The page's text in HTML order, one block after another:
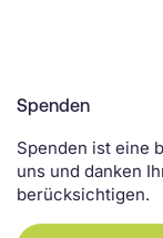
Spenden
Spenden ist eine
uns und danken
berücksichtigen.